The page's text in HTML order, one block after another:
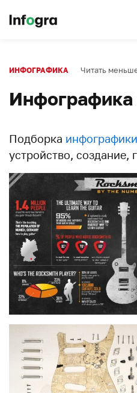
ИНФОГРАФИКА Читать
Инфографика
Подборка инфографики
устройство, создание,